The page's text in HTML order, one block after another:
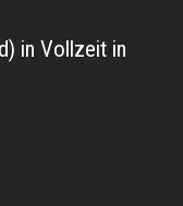
in Vollzeit in